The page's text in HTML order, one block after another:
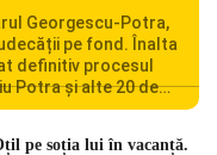
Georgescu-Potra,
pe fond. Înalta
definitiv procesul
Potra și alte 20 de
împotriva
preliminară,
[…]pe soția lui în vacanță.